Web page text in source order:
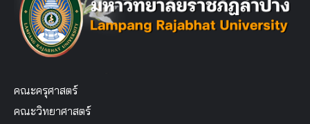
คณะครุศาสตร์
คณะวิทยาศาสตร์